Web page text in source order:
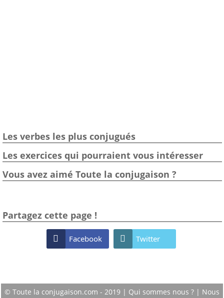
Les verbes les plus conjugués
Les exercices qui pourraient vous intéresser
Vous avez aimé Toute la conjugaison ?
Partagez cette page !
 Facebook  Twitter
© Toute la conjugaison.com - 2019 | Qui sommes nous ? | Nous